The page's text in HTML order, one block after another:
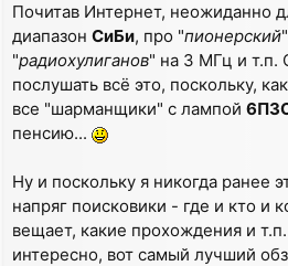
Почитав Интернет, неожиданно
диапазон СиБи, про "пионерский
"радиохулиганов" на 3 МГц и т.п.
послушать всё это, поскольку,
все "шарманщики" с лампой
пенсию...
Ну и поскольку я никогда ранее
напряг поисковики - где и кто и
вещает, какие прохождения и
интересно, вот самый лучший